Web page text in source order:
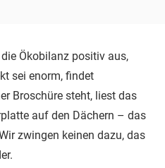
Ökobilanz positiv aus,
sei enorm, findet
Broschüre steht, liest das
auf den Dächern – das
zwingen keinen dazu, das